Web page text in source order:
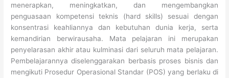
menerapkan, meningkatkan, dan mengembangkan
penguasaan kompetensi teknis (hard skills) sesuai dengan
konsentrasi keahliannya dan kebutuhan dunia kerja, serta
kemandirian berwirausaha. Mata pelajaran ini merupakan
penyelarasan akhir atau kulminasi dari seluruh mata pelajaran.
Pembelajarannya diselenggarakan berbasis proses bisnis dan
mengikuti Prosedur Operasional Standar (POS) yang berlaku di